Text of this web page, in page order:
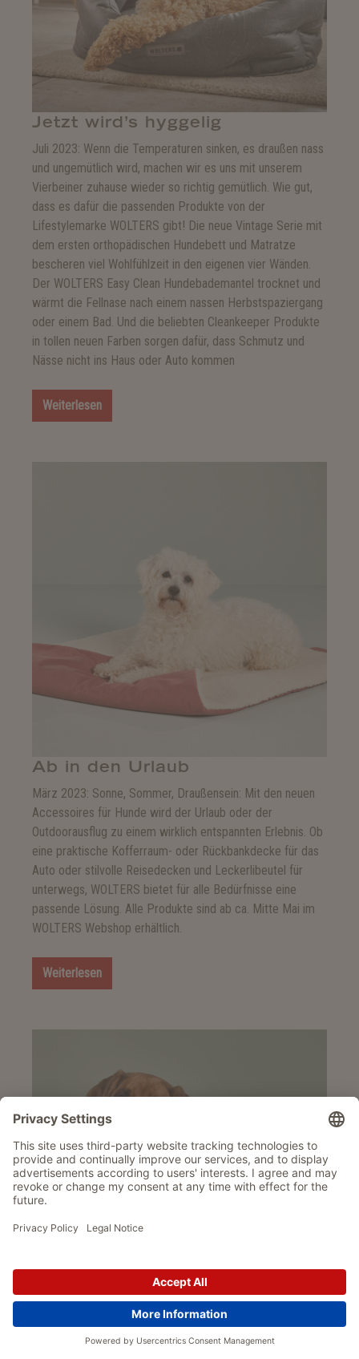
Jetzt wird’s hyggelig
Juli 2023: Wenn die Temperaturen sinken, es draußen nass
und ungemütlich wird, machen wir es uns mit unserem
Vierbeiner zuhause wieder so richtig gemütlich. Wie gut,
dass es dafür die passenden Produkte von der
Lifestylemarke WOLTERS gibt! Die neue Vintage Serie mit
dem ersten orthopädischen Hundebett und Matratze
bescheren viel Wohlfühlzeit in den eigenen vier Wänden.
Der WOLTERS Easy Clean Hundebademantel trocknet und
wärmt die Fellnase nach einem nassen Herbstspaziergang
oder einem Bad. Und die beliebten Cleankeeper Produkte
in tollen neuen Farben sorgen dafür, dass Schmutz und
Nässe nicht ins Haus oder Auto kommen
Weiterlesen
Ab in den Urlaub
März 2023: Sonne, Sommer, Draußensein: Mit den neuen
Accessoires für Hunde wird der Urlaub oder der
Outdoorausflug zu einem wirklich entspannten Erlebnis. Ob
eine praktische Kofferraum- oder Rückbankdecke für das
Auto oder stilvolle Reisedecken und Leckerlibeutel für
unterwegs, WOLTERS bietet für alle Bedürfnisse eine
passende Lösung. Alle Produkte sind ab ca. Mitte Mai im
WOLTERS Webshop erhältlich.
Weiterlesen
Frühlingshafte Neuheiten für